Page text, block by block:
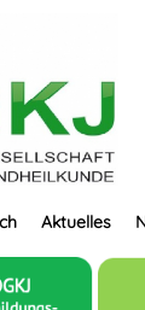
Aktuelles